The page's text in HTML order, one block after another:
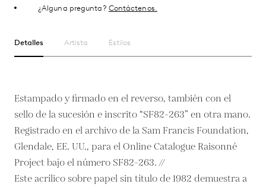
¿Alguna pregunta? Contáctenos.
Detalles Artista Estilos
Estampado y firmado en el reverso, también con el
sello de la sucesión e inscrito “SF82-263” en otra mano.
Registrado en el archivo de la Sam Francis Foundation,
Glendale, EE. UU., para el Online Catalogue Raisonné
Project bajo el número SF82-263. //
Este acrílico sobre papel sin título de 1982 demuestra a